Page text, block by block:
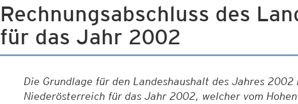
Rechnungsabschluss des
für das Jahr 2002
Die Grundlage für den Landeshaushalt des Jahres
Niederösterreich für das Jahr 2002, welcher vom